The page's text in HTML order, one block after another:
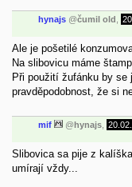
hynajs @čumil old
Ale je pošetilé
Na slibovicu máme
Při použití žufánku by
pravděpodobnost, že si
mif @hynajs
Slibovica sa pije z
umírají vždy...